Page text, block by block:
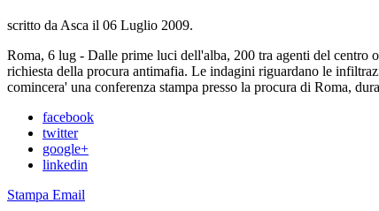
scritto da Asca il 06 Luglio 2009.
Roma, 6 lug - Dalle prime luci dell'alba, 200 tra agenti del
richiesta della procura antimafia. Le indagini riguardano le
comincera' una conferenza stampa presso la procura di Roma,
facebook
twitter
google+
linkedin
Stampa Email